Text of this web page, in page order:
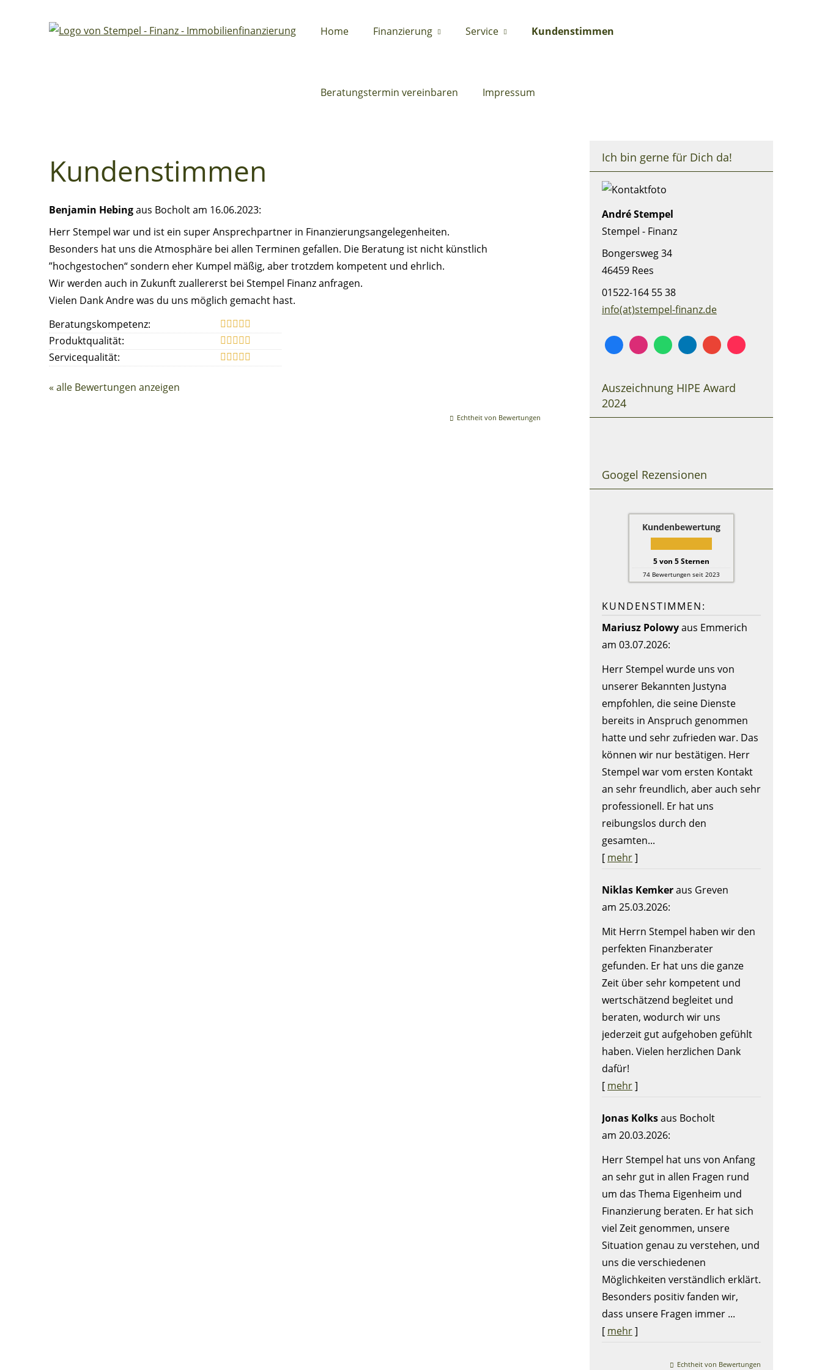
Home Finanzierung Service Kundenstimmen
Beratungstermin vereinbaren Impressum
Ich bin gerne für Dich da!
André Stempel
Stempel - Finanz
Bongersweg 34
46459 Rees
01522-164 55 38
info(at)stempel-finanz.de
Auszeichnung HIPE Award
2024
Googel Rezensionen
Kundenbewertung
5von 5Sternen
74 Bewertungen seit 2023
KUNDENSTIMMEN:
Mariusz Polowyaus Emmerich
am 03.07.2026:
Herr Stempel wurde uns von
unserer Bekannten Justyna
empfohlen, die seine Dienste
bereits in Anspruch genommen
hatte und sehr zufrieden war. Das
können wir nur bestätigen. Herr
Stempel war vom ersten Kontakt
an sehr freundlich, aber auch sehr
professionell. Er hat uns
reibungslos durch den
gesamten...
[ mehr]
Niklas Kemkeraus Greven
am 25.03.2026:
Mit Herrn Stempel haben wir den
perfekten Finanzberater
gefunden. Er hat uns die ganze
Zeit über sehr kompetent und
wertschätzend begleitet und
beraten, wodurch wir uns
jederzeit gut aufgehoben gefühlt
haben. Vielen herzlichen Dank
dafür!
[ mehr]
Jonas Kolksaus Bocholt
am 20.03.2026:
Herr Stempel hat uns von Anfang
an sehr gut in allen Fragen rund
um das Thema Eigenheim und
Finanzierung beraten. Er hat sich
viel Zeit genommen, unsere
Situation genau zu verstehen, und
uns die verschiedenen
Möglichkeiten verständlich erklärt.
Besonders positiv fanden wir,
dass unsere Fragen immer ...
[ mehr]
Echtheit von Bewertungen
Kundenstimmen
Benjamin Hebingaus Bocholtam 16.06.2023:
Herr Stempel war und ist ein super Ansprechpartner in Finanzierungsangelegenheiten.
Besonders hat uns die Atmosphäre bei allen Terminen gefallen. Die Beratung ist nicht künstlich
”hochgestochen“ sondern eher Kumpel mäßig, aber trotzdem kompetent und ehrlich.
Wir werden auch in Zukunft zuallererst bei Stempel Finanz anfragen.
Vielen Dank Andre was du uns möglich gemacht hast.
Beratungskompetenz:
Produktqualität:
Servicequalität:
« alle Bewertungen anzeigen
Echtheit von Bewertungen